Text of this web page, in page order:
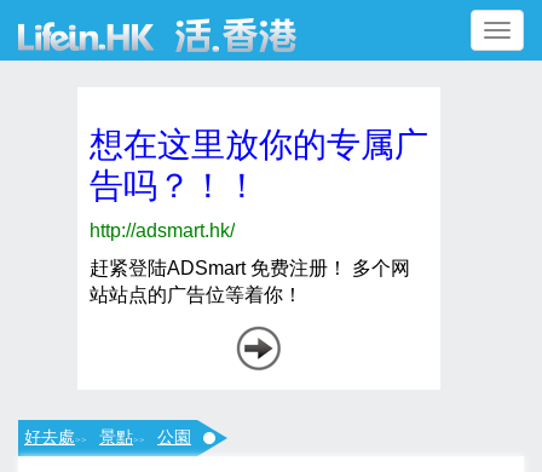
Toggle
navigation
好去處>> 景點>> 公園